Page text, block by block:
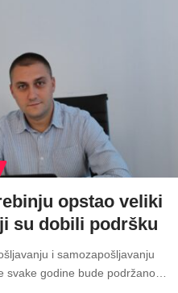
opstao veliki
su dobili podršku
i samozapošljavanju
svake godine bude podržano